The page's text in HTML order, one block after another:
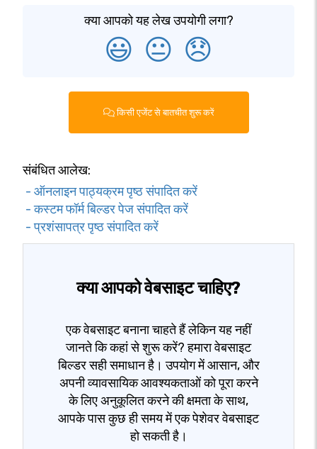
क्या आपको यह लेख उपयोगी लगा?
😃 😐 😞
किसी एजेंट से बातचीत शुरू करें
संबंधित आलेख:
- ऑनलाइन पाठ्यक्रम पृष्ठ संपादित करें
- कस्टम फॉर्म बिल्डर पेज संपादित करें
- प्रशंसापत्र पृष्ठ संपादित करें
क्या आपको वेबसाइट चाहिए?
एक वेबसाइट बनाना चाहते हैं लेकिन यह नहीं
जानते कि कहां से शुरू करें? हमारा वेबसाइट
बिल्डर सही समाधान है। उपयोग में आसान, और
अपनी व्यावसायिक आवश्यकताओं को पूरा करने
के लिए अनुकूलित करने की क्षमता के साथ,
आपके पास कुछ ही समय में एक पेशेवर वेबसाइट
हो सकती है।